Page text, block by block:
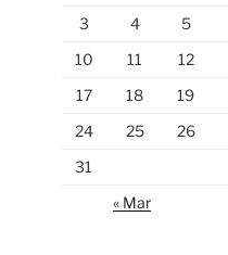
3
4 5
10
11 12
17
18 19
24
25 26
31
« Mar